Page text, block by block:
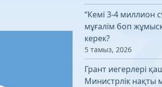
“Кемі 3-4 миллион
мұғалім боп
керек?
5 тамыз, 2026
Грант иегерлері
Министрлік нақты